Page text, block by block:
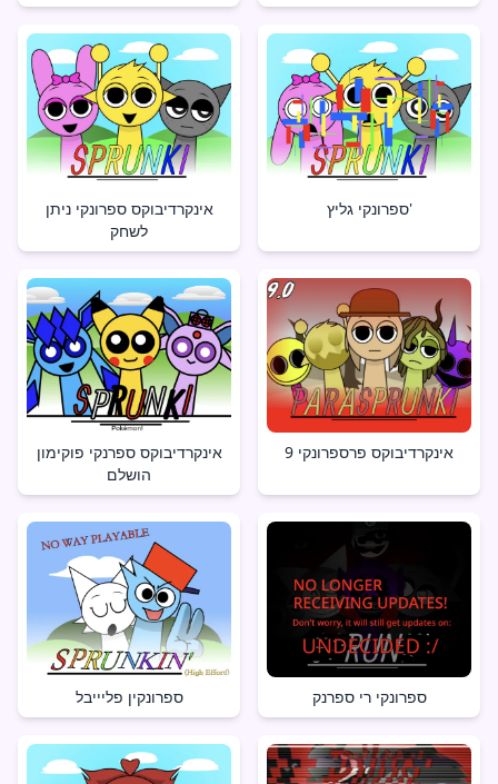
אינקרדיבוקס ספרונקי ניתן
לשחק
ספרונקי גליץ'
אינקרדיבוקס ספרנקי פוקימון
הושלם
אינקרדיבוקס פרספרונקי 9
ספרונקין פליייבל ספרונקי רי ספרנק